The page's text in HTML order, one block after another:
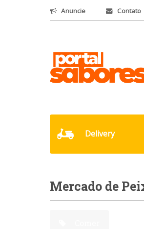
Anuncie Contato
Delivery
Mercado de